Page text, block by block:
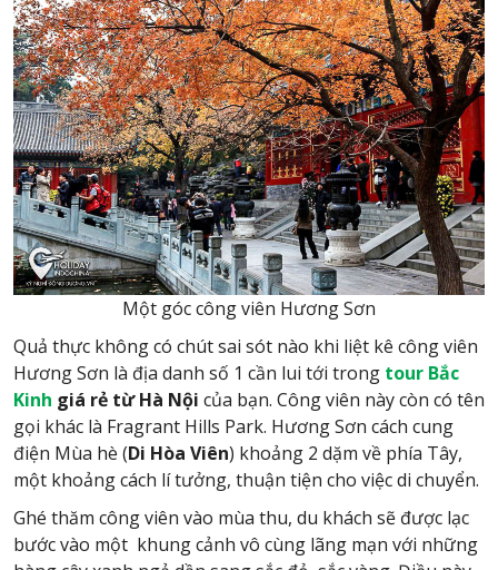
Một góc công viên Hương Sơn
Quả thực không có chút sai sót nào khi liệt kê công viên
Hương Sơn là địa danh số 1 cần lui tới trong tour Bắc
Kinh giá rẻ từ Hà Nội của bạn. Công viên này còn có tên
gọi khác là Fragrant Hills Park. Hương Sơn cách cung
điện Mùa hè (Di Hòa Viên) khoảng 2 dặm về phía Tây,
một khoảng cách lí tưởng, thuận tiện cho việc di chuyển.
Ghé thăm công viên vào mùa thu, du khách sẽ được lạc
bước vào một khung cảnh vô cùng lãng mạn với những